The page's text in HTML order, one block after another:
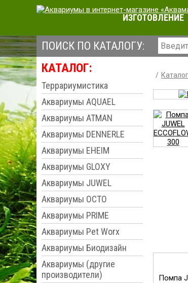
ИЗГОТОВЛЕНИЕ
ПОИСК ПО КАТАЛОГУ:
КАТАЛОГ:
Террариумистика
Аквариумы AQUAEL
Аквариумы ATMAN
Аквариумы DENNERLE
Аквариумы EHEIM
Аквариумы GLOXY
Аквариумы JUWEL
Аквариумы OCTO
Аквариумы PRIME
Аквариумы Pet Worx
Аквариумы Биодизайн
Аквариумы (другие
производители)
Каталог
Помпа